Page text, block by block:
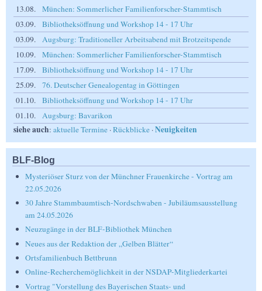
13.08.
München: Sommerlicher Familienforscher-Stammtisch
03.09.
Bibliotheksöffnung und Workshop 14 - 17 Uhr
03.09.
Augsburg: Traditioneller Arbeitsabend mit Brotzeitspende
10.09.
München: Sommerlicher Familienforscher-Stammtisch
17.09.
Bibliotheksöffnung und Workshop 14 - 17 Uhr
25.09.
76. Deutscher Genealogentag in Göttingen
01.10.
Bibliotheksöffnung und Workshop 14 - 17 Uhr
01.10.
Augsburg: Bavarikon
siehe auch: aktuelle Termine ·Rückblicke ·Neuigkeiten
BLF-Blog
Mysteriöser Sturz von der Münchner Frauenkirche - Vortrag am
22.05.2026
30 Jahre Stammbaumtisch-Nordschwaben - Jubiläumsausstellung
am 24.05.2026
Neuzugänge in der BLF-Bibliothek München
Neues aus der Redaktion der „Gelben Blätter“
Ortsfamilienbuch Bettbrunn
Online-Recherchemöglichkeit in der NSDAP-Mitgliederkartei
Vortrag "Vorstellung des Bayerischen Staats- und